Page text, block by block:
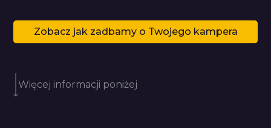
Zobacz jak zadbamy o Twojego kampera
Więcej informacji poniżej